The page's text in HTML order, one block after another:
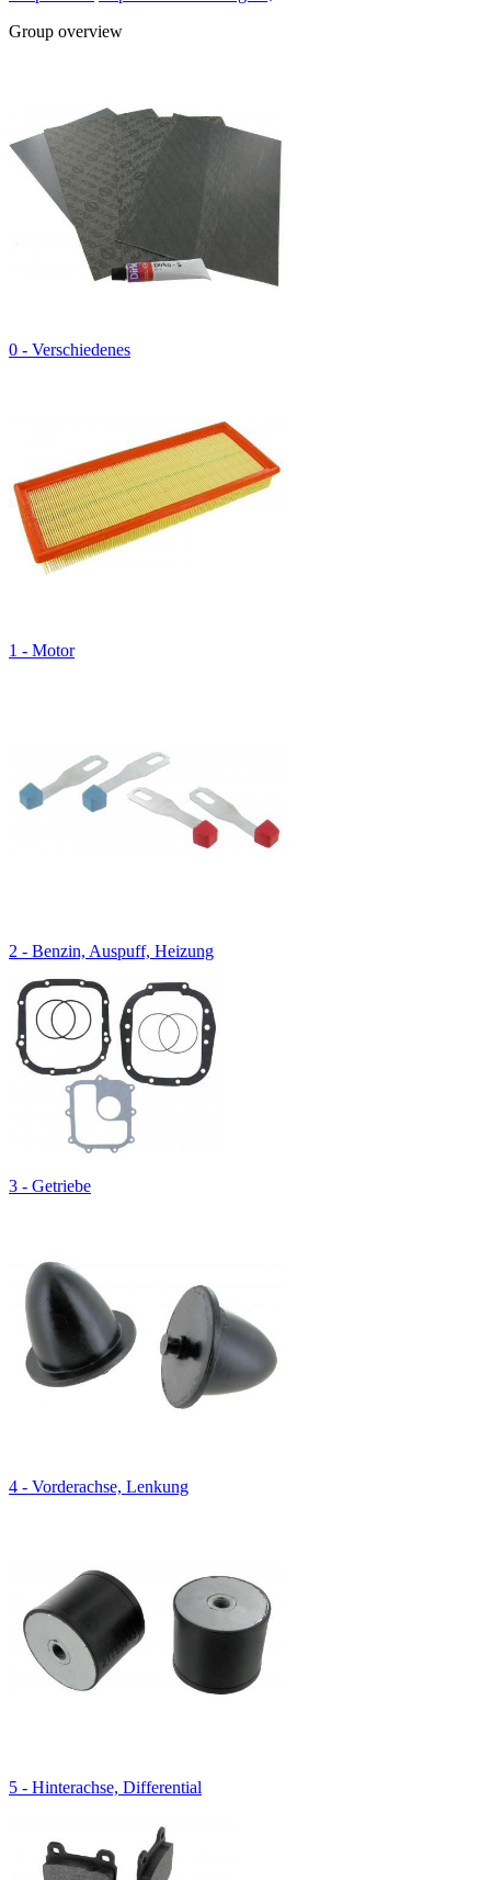
Group overview
0 - Verschiedenes
1 - Motor
2 - Benzin, Auspuff, Heizung
3 - Getriebe
4 - Vorderachse, Lenkung
5 - Hinterachse, Differential